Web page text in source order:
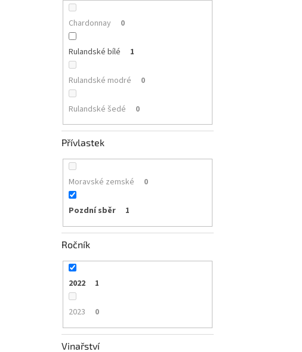
Chardonnay 0
Rulandské bílé 1
Rulandské modré 0
Rulandské šedé 0
Přívlastek
Moravské zemské 0
Pozdní sběr 1
Ročník
2022 1
2023 0
Vinařství